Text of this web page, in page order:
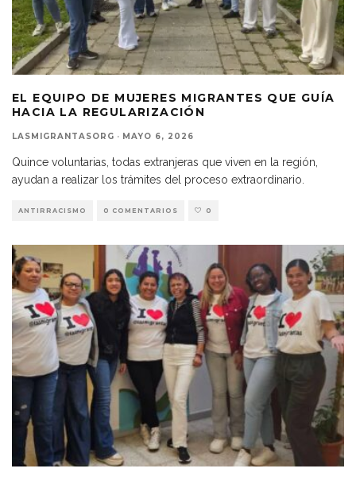
EL EQUIPO DE MUJERES MIGRANTES QUE GUÍA
HACIA LA REGULARIZACIÓN
LASMIGRANTASORG · MAYO 6, 2026
Quince voluntarias, todas extranjeras que viven en la región,
ayudan a realizar los trámites del proceso extraordinario.
ANTIRRACISMO 0 COMENTARIOS 0